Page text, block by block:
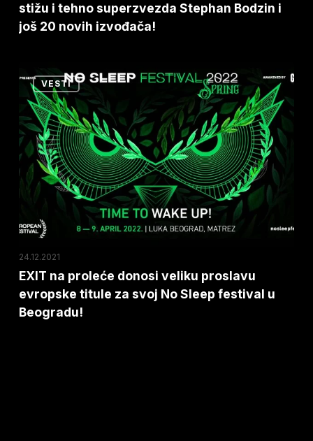
Stephan
Bodzin
20
novih
izvođača!
stižu i tehno superzvezda Stephan Bodzin i
još 20 novih izvođača!
na
proleće
donosi
veliku
proslavu
evropske
za
svoj
No
Sleep
festival
VESTI
24.12.2021
EXIT na proleće donosi veliku proslavu
evropske titule za svoj No Sleep festival u
Beogradu!